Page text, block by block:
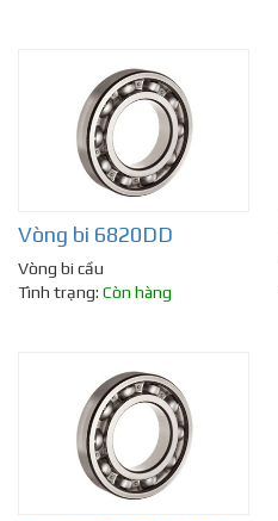
Vòng bi 6820DD
Vòng bi cầu
Tình trạng: Còn hàng